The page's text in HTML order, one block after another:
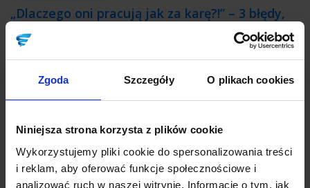
Zgoda Szczegóły O plikach cookies
Niniejsza strona korzysta z plików cookie
Wykorzystujemy pliki cookie do spersonalizowania treści
i reklam, aby oferować funkcje społecznościowe i
analizować ruch w naszej witrynie. Informacje o tym, jak
„Dlaczego oni pracują jak za karę?!” – 3 błędy,
które zabiją motywację nawet u najlepszych
pracowników
wyrobił się przynajmniej z połową zadań, nie mówiąc już o tym,
by cokolwiek było zrobione dobrze. Zastanawiasz się, dlaczego
wciąż Cię to spotyka?